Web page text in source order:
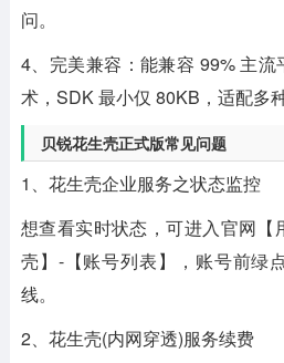
问。
4、完美兼容：能兼容 99% 主
术，SDK 最小仅 80KB，适配多种
贝锐花生壳正式版常见问题
1、花生壳企业服务之状态监控
想查看实时状态，可进入官网【
壳】-【账号列表】，账号前绿
线。
2、花生壳(内网穿透)服务续费